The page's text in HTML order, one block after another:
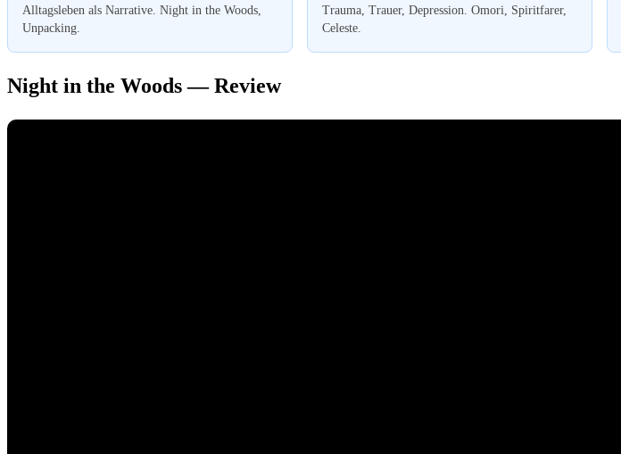
Alltagsleben als Narrative. Night in the Woods,
Unpacking.
Trauma, Trauer, Depression. Omori, Spiritfarer,
Celeste.
Night in the Woods — Review